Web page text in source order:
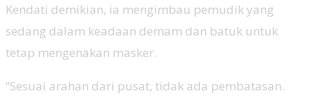
Kendati demikian, ia mengimbau pemudik yang
sedang dalam keadaan demam dan batuk untuk
tetap mengenakan masker.
“Sesuai arahan dari pusat, tidak ada pembatasan.